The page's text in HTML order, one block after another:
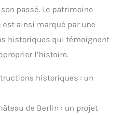
passé. Le patrimoine
ainsi marqué par une
historiques qui témoignent
l’histoire.
historiques : un
de Berlin : un projet